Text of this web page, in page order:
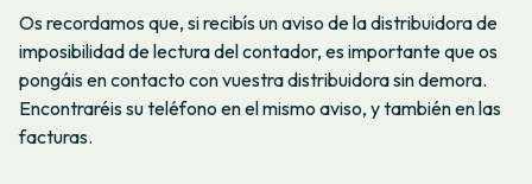
Os recordamos que, si recibís un aviso de la distribuidora de
imposibilidad de lectura del contador, es importante que os
pongáis en contacto con vuestra distribuidora sin demora.
Encontraréis su teléfono en el mismo aviso, y también en las
facturas.